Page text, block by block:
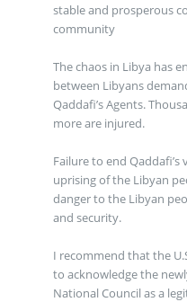
stable and prosperous
community
The chaos in Libya has
between Libyans
Qaddafi’s Agents.
more are injured.
Failure to end
uprising of the Libyan
danger to the Libyan
and security.
I recommend that the
to acknowledge the
National Council as a